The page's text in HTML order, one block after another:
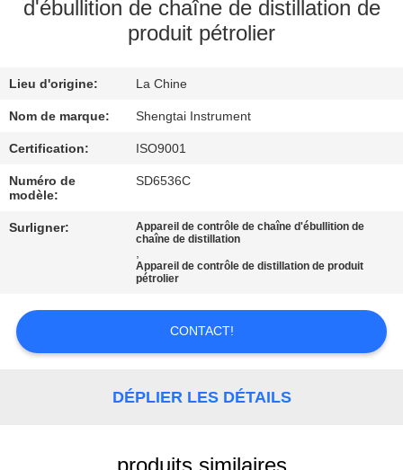
CONTRÔLE
QUALITÉ
CONTACTEZ-
NOUS
DEMANDEZ
PLAN
d'ébullition de chaîne de distillation de
produit pétrolier
Lieu d'origine: La Chine
Nom de marque: Shengtai Instrument
Certification: ISO9001
Numéro de
modèle:
SD6536C
Surligner:
Appareil de contrôle de chaîne d'ébullition de
chaîne de distillation
,
Appareil de contrôle de distillation de produit
pétrolier
CONTACT!
DÉPLIER LES DÉTAILS
produits similaires